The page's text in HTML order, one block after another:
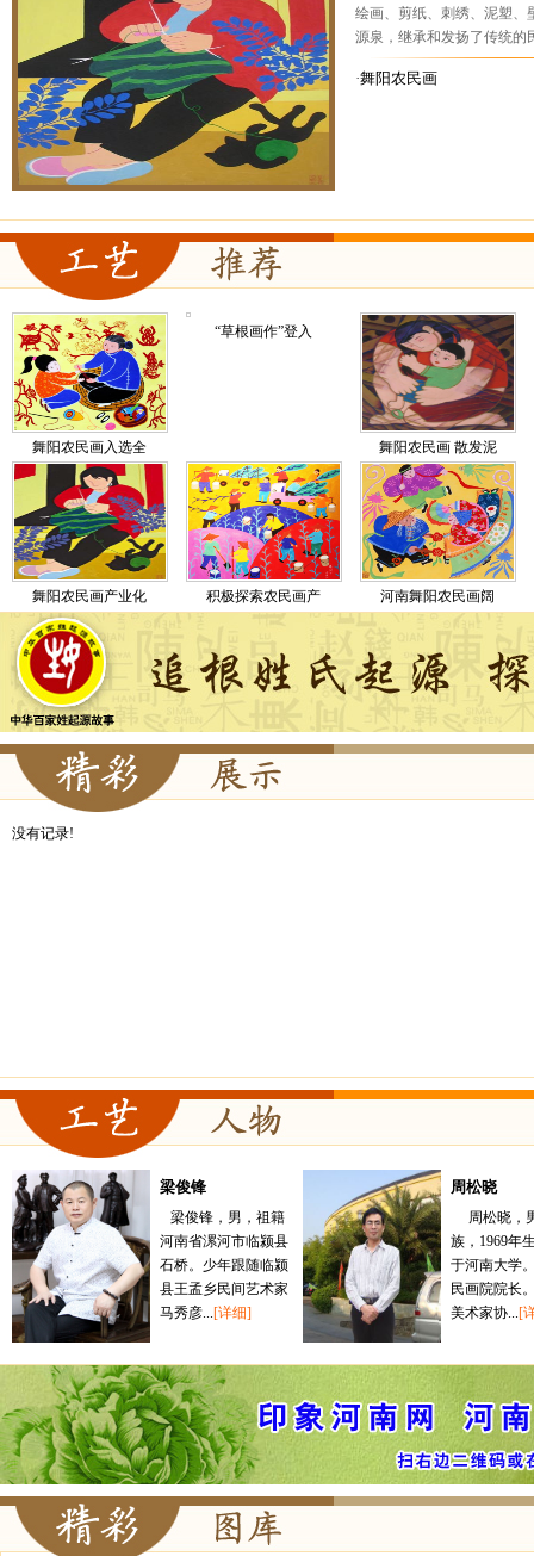
绘画、剪纸、刺绣、泥塑、
源泉，继承和发扬了传统的
·舞阳农民画
舞阳农民画入选全
“草根画作”登入
舞阳农民画 散发泥
舞阳农民画产业化 积极探索农民画产 河南舞阳农民画阔
没有记录!
梁俊锋
梁俊锋，男，祖籍
河南省漯河市临颍县
石桥。少年跟随临颍
县王孟乡民间艺术家
马秀彦...[详细]
周松晓
周松晓，
族，1969年
于河南大学
民画院院长
美术家协...[